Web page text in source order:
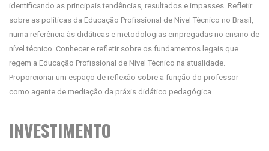
identificando as principais tendências, resultados e impasses. Refletir
sobre as políticas da Educação Profissional de Nível Técnico no Brasil,
numa referência às didáticas e metodologias empregadas no ensino de
nível técnico. Conhecer e refletir sobre os fundamentos legais que
regem a Educação Profissional de Nível Técnico na atualidade.
Proporcionar um espaço de reflexão sobre a função do professor
como agente de mediação da práxis didático pedagógica.
INVESTIMENTO